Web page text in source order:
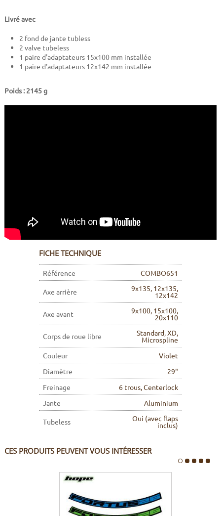
Livré avec
2 fond de jante tubless
2 valve tubeless
1 paire d'adaptateurs 15x100 mm installée
1 paire d'adaptateurs 12x142 mm installée
Poids : 2145 g
FICHE TECHNIQUE
Référence COMBO651
Axe arrière 9x135, 12x135,
12x142
Axe avant 9x100, 15x100,
20x110
Corps de roue libre Standard, XD,
Microspline
Couleur
Violet
Diamètre
29"
Freinage
6 trous, Centerlock
Jante
Aluminium
Tubeless Oui (avec flaps
inclus)
CES PRODUITS PEUVENT VOUS INTÉRESSER